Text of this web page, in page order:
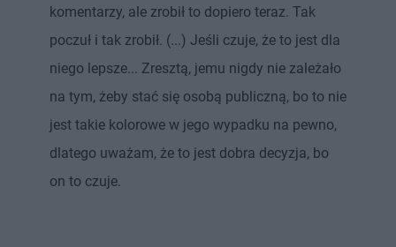
komentarzy, ale zrobił to dopiero teraz. Tak
poczuł i tak zrobił. (...) Jeśli czuje, że to jest dla
niego lepsze... Zresztą, jemu nigdy nie zależało
na tym, żeby stać się osobą publiczną, bo to nie
jest takie kolorowe w jego wypadku na pewno,
dlatego uważam, że to jest dobra decyzja, bo
on to czuje.